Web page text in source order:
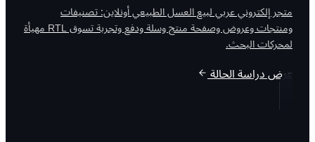
متجر إلكتروني عربي لبيع العسل الطبيعي أونلاين: تصنيفات
ومنتجات وعروض وصفحة منتج وسلة ودفع وتجربة تسوق RTL مهيأة
لمحركات البحث.
عرض دراسة الحالة